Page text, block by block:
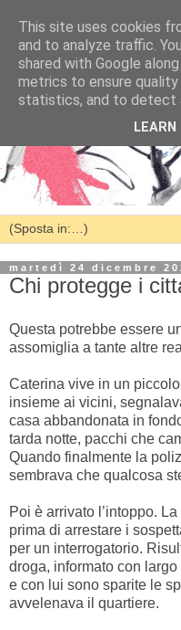
martedì 24 dicembre
Chi protegge i
Questa potrebbe essere
assomiglia a tante altre
Caterina vive in un
insieme ai vicini,
casa abbandonata in
tarda notte, pacchi che
Quando finalmente la
sembrava che qualcosa
Poi è arrivato l’intoppo.
prima di arrestare i
per un interrogatorio.
droga, informato con
e con lui sono sparite le
avvelenava il quartiere.
This site uses cookies
and to analyze traffic.
shared with Google
metrics to ensure
statistics, and to detect
LEARN